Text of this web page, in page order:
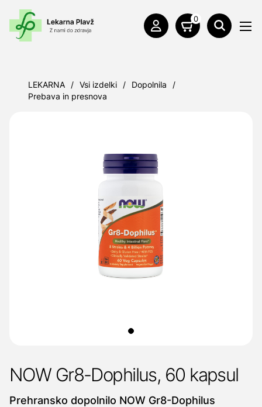
0
LEKARNA / Vsi izdelki / Dopolnila
/
Prebava in presnova
NOW Gr8-Dophilus, 60 kapsul
Prehransko dopolnilo NOW Gr8-Dophilus